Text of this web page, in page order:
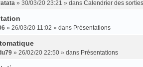
» 30/03/20 23:21 » dans Calendrier des sorties
» 26/03/20 11:02 » dans Présentations
» 26/02/20 22:50 » dans Présentations